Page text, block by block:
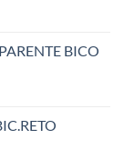
BICO